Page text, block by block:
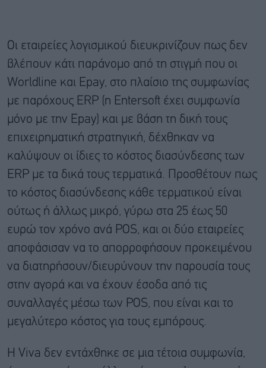
Οι εταιρείες λογισμικού διευκρινίζουν πως δεν
βλέπουν κάτι παράνομο από τη στιγμή που οι
Worldline και Epay, στο πλαίσιο της συμφωνίας
με παρόχους ERP (η Entersoft έχει συμφωνία
μόνο με την Epay) και με βάση τη δική τους
επιχειρηματική στρατηγική, δέχθηκαν να
καλύψουν οι ίδιες το κόστος διασύνδεσης των
ERP με τα δικά τους τερματικά. Προσθέτουν πως
το κόστος διασύνδεσης κάθε τερματικού είναι
ούτως ή άλλως μικρό, γύρω στα 25 έως 50
ευρώ τον χρόνο ανά POS, και οι δύο εταιρείες
αποφάσισαν να το απορροφήσουν προκειμένου
να διατηρήσουν/διευρύνουν την παρουσία τους
στην αγορά και να έχουν έσοδα από τις
συναλλαγές μέσω των POS, που είναι και το
μεγαλύτερο κόστος για τους εμπόρους.
Η Viva δεν εντάχθηκε σε μια τέτοια συμφωνία,